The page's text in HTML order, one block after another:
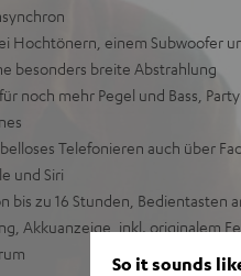
Hochtönern, einem Subwoofer
besonders breite Abstrahlung
noch mehr Pegel und Bass,
Telefonieren auch über
und Siri
zu 16 Stunden, Bedientasten
Akkuanzeige, inkl. originalem
So it sounds